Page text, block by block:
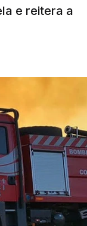
e reitera a